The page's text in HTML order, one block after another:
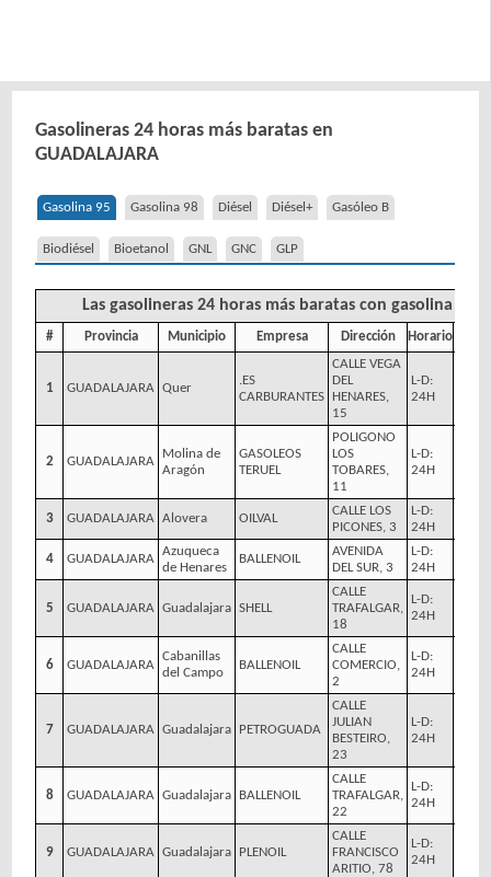
Gasolineras 24 horas más baratas en
GUADALAJARA
Gasolina 95 Gasolina 98 Diésel Diésel+ Gasóleo B
Biodiésel Bioetanol GNL GNC GLP
Las gasolineras 24 horas más baratas con gasolina 95
# Provincia Municipio Empresa Dirección Horario
1 GUADALAJARA Quer
.ES
CARBURANTES
CALLE VEGA
DEL
HENARES,
15
L-D:
24H
2 GUADALAJARA
Molina de
Aragón
GASOLEOS
TERUEL
POLIGONO
LOS
TOBARES,
11
L-D:
24H
3 GUADALAJARA Alovera OILVAL
CALLE LOS
PICONES, 3
L-D:
24H
4 GUADALAJARA
Azuqueca
de Henares
BALLENOIL
AVENIDA
DEL SUR, 3
L-D:
24H
5 GUADALAJARA Guadalajara SHELL
CALLE
TRAFALGAR,
18
L-D:
24H
6 GUADALAJARA
Cabanillas
del Campo
BALLENOIL
CALLE
COMERCIO,
2
L-D:
24H
7 GUADALAJARA Guadalajara PETROGUADA
CALLE
JULIAN
BESTEIRO,
23
L-D:
24H
8 GUADALAJARA Guadalajara BALLENOIL
CALLE
TRAFALGAR,
22
L-D:
24H
9 GUADALAJARA Guadalajara PLENOIL
CALLE
FRANCISCO
ARITIO, 78
L-D:
24H